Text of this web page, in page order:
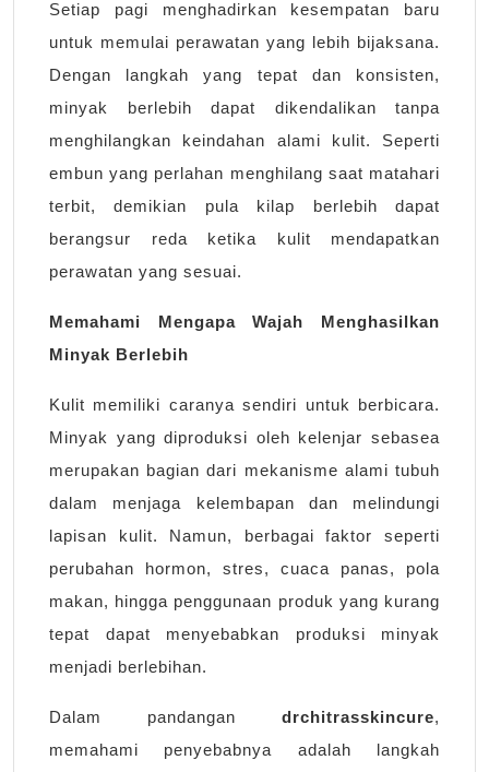
Setiap pagi menghadirkan kesempatan baru
untuk memulai perawatan yang lebih bijaksana.
Dengan langkah yang tepat dan konsisten,
minyak berlebih dapat dikendalikan tanpa
menghilangkan keindahan alami kulit. Seperti
embun yang perlahan menghilang saat matahari
terbit, demikian pula kilap berlebih dapat
berangsur reda ketika kulit mendapatkan
perawatan yang sesuai.
Memahami Mengapa Wajah Menghasilkan
Minyak Berlebih
Kulit memiliki caranya sendiri untuk berbicara.
Minyak yang diproduksi oleh kelenjar sebasea
merupakan bagian dari mekanisme alami tubuh
dalam menjaga kelembapan dan melindungi
lapisan kulit. Namun, berbagai faktor seperti
perubahan hormon, stres, cuaca panas, pola
makan, hingga penggunaan produk yang kurang
tepat dapat menyebabkan produksi minyak
menjadi berlebihan.
Dalam pandangan drchitrasskincure,
memahami penyebabnya adalah langkah